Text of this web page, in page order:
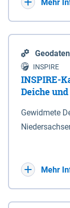
Mehr
INSPIRE
INSPIRE-
Deiche
Gewidmete
Mehr